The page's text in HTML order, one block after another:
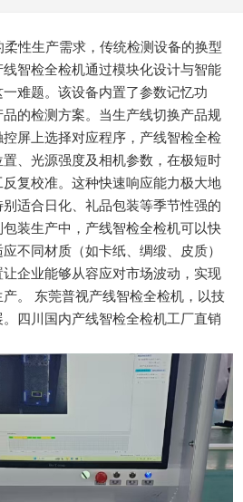
性生产需求，传统检测设备的换型
智检全检机通过模块化设计与智能
难题。该设备内置了参数记忆功
的检测方案。当生产线切换产品规
屏上选择对应程序，产线智检全检
、光源强度及相机参数，在极短时
复校准。这种快速响应能力极大地
适合日化、礼品包装等季节性强的
装生产中，产线智检全检机可以快
不同材质（如卡纸、绸缎、皮质）
企业能够从容应对市场波动，实现
。 东莞普视产线智检全检机，以技
四川国内产线智检全检机工厂直销